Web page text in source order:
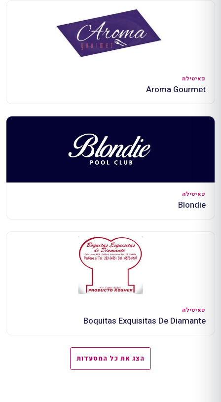
פאיטילה
Aroma Gourmet
פאיטילה
Blondie
פאיטילה
Boquitas Exquisitas De Diamante
הצג את כל המסעדות